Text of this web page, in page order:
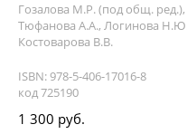
Гозалова М.Р. (под общ.
Тюфанова А.А., Логинова
Костоварова В.В.
ISBN: 978-5-406-17016-8
код 725190
1 300 руб.